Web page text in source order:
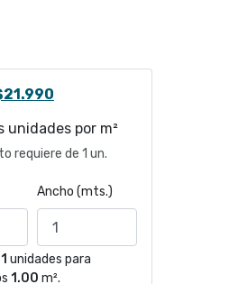
21.990El
actual
es:
unidades por m²
requiere de 1 un.
Ancho (mts.)
1 unidades para
1.00 m².